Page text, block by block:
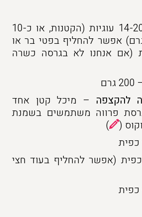
– 14-20 עוגיות (הקטנות, או כ-10
(כ-300 גרם) אפשר להחליף בפטי בר או
(אם אנחנו לא בגרסה כשרה
גרם
להקצפה – מיכל קטן אחד
(לגרסת פרווה משתמשים בשמנת
(
)
כפית
(אפשר להחליף בעוד חצי
כפית